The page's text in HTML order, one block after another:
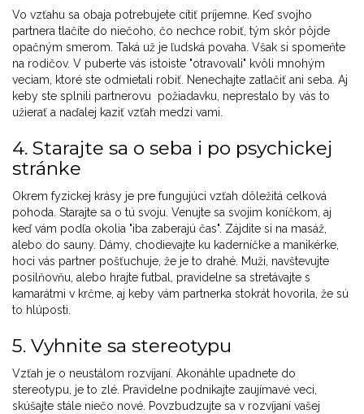
Vo vzťahu sa obaja potrebujete cítiť príjemne. Keď svojho
partnera tlačíte do niečoho, čo nechce robiť, tým skôr pôjde
opačným smerom. Taká už je ľudská povaha. Však si spomeňte
na rodičov. V puberte vás istoiste "otravovali" kvôli mnohým
veciam, ktoré ste odmietali robiť. Nenechajte zatlačiť ani seba. Aj
keby ste splnili partnerovu požiadavku, neprestalo by vás to
užierať a naďalej kaziť vzťah medzi vami.
4. Starajte sa o seba i po psychickej
stránke
Okrem fyzickej krásy je pre fungujúci vzťah dôležitá celková
pohoda. Starajte sa o tú svoju. Venujte sa svojim koníčkom, aj
keď vám podľa okolia "iba zaberajú čas". Zájdite si na masáž,
alebo do sauny. Dámy, chodievajte ku kaderníčke a manikérke,
hoci vás partner pošťuchuje, že je to drahé. Muži, navštevujte
posilňovňu, alebo hrajte futbal, pravidelne sa stretávajte s
kamarátmi v krčme, aj keby vám partnerka stokrát hovorila, že sú
to hlúposti.
5. Vyhnite sa stereotypu
Vzťah je o neustálom rozvíjaní. Akonáhle upadnete do
stereotypu, je to zlé. Pravidelne podnikajte zaujímavé veci,
skúšajte stále niečo nové. Povzbudzujte sa v rozvíjaní vašej